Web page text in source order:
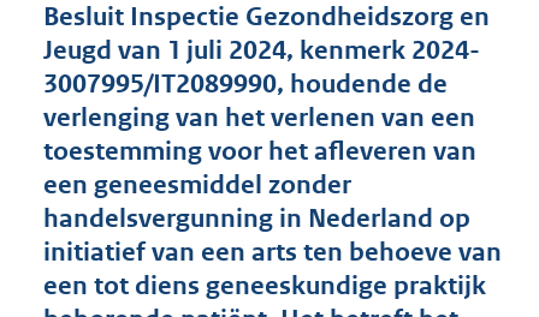
d
s
g
o
o
t
t
e
:
1
Besluit Inspectie Gezondheidszorg en
Jeugd van 1 juli 2024, kenmerk 2024-
3007995/IT2089990, houdende de
verlenging van het verlenen van een
toestemming voor het afleveren van
een geneesmiddel zonder
handelsvergunning in Nederland op
initiatief van een arts ten behoeve van
een tot diens geneeskundige praktijk